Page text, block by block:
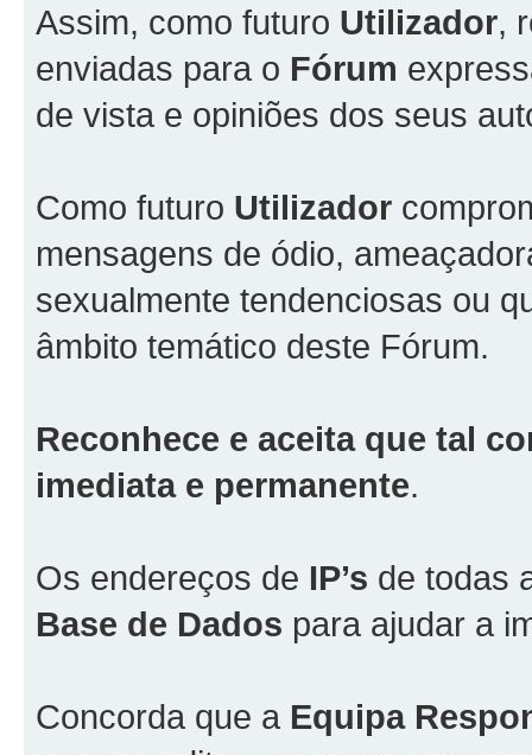
Assim, como futuro Utilizador,
enviadas para o Fórum
de vista e opiniões dos seus
Como futuro Utilizador
mensagens de ódio,
sexualmente tendenciosas ou
âmbito temático deste Fórum.
Reconhece e aceita que tal
imediata e permanente.
Os endereços de IP’s de todas
Base de Dados para ajudar a
Concorda que a Equipa